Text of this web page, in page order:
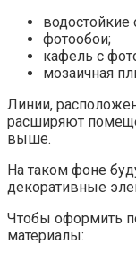
водостойкие
фотообои;
кафель с
мозаичная
Линии,
расширяют
выше.
На таком фоне
декоративные
Чтобы оформить
материалы: